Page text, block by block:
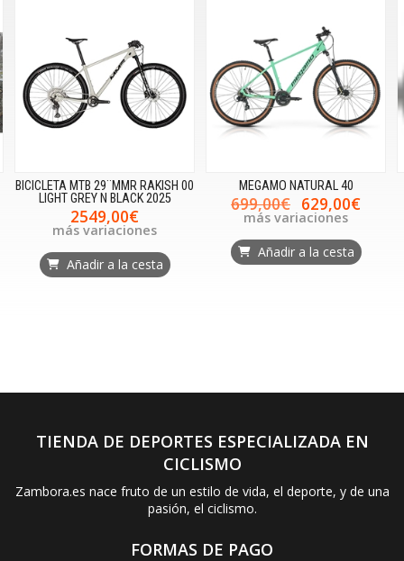
BICICLETA MTB 29¨MMR RAKISH 00
LIGHT GREY N BLACK 2025
2549,00€
más variaciones
Añadir a la cesta
MEGAMO NATURAL 40
699,00€ 629,00€
más variaciones
Añadir a la cesta
TIENDA DE DEPORTES ESPECIALIZADA EN
CICLISMO
Zambora.es nace fruto de un estilo de vida, el deporte, y de una
pasión, el ciclismo.
FORMAS DE PAGO